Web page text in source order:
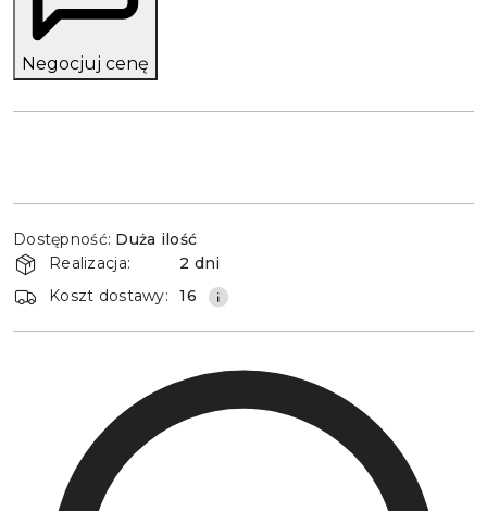
Negocjuj cenę
i
dostawa
Dostępność: Duża ilość
Realizacja:
2 dni
Koszt dostawy:
16